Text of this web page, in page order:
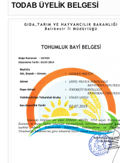
TODAB ÜYELİK BELGESİ